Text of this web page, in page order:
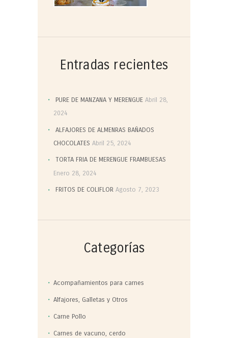
Entradas recientes
PURE DE MANZANA Y MERENGUE Abril 28,
2024
ALFAJORES DE ALMENRAS BAÑADOS
CHOCOLATES Abril 25, 2024
TORTA FRIA DE MERENGUE FRAMBUESAS
Enero 28, 2024
FRITOS DE COLIFLOR Agosto 7, 2023
Categorías
Acompañamientos para carnes
Alfajores, Galletas y Otros
Carne Pollo
Carnes de vacuno, cerdo